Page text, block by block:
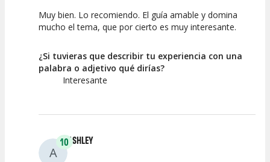
10
Precio
10
Actividad
10
Guia
Muy bien. Lo recomiendo. El guía amable y domina
mucho el tema, que por cierto es muy interesante.
¿Si tuvieras que describir tu experiencia con una
palabra o adjetivo qué dirías?
Interesante
A
10ASHLEY